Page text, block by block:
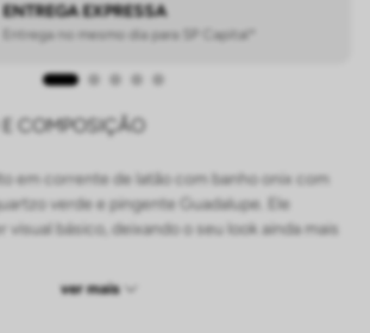
ENTREGA EXPRESSA
Entrega no mesmo dia para SP Capital*
E COMPOSIÇÃO
em corrente de latão com banho onix com
verde e pingente Guadalupe. Ele
visual básico, deixando o seu look ainda mais
ver mais